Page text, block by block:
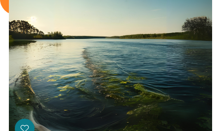
Festivāls
Programma
Arhīvs
Viņi bija LAMPĀ 2026